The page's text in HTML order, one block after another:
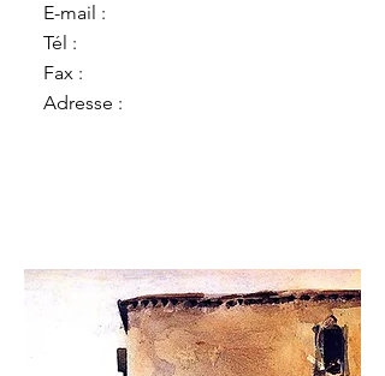
E-mail :
Tél :
Fax :
Adresse :